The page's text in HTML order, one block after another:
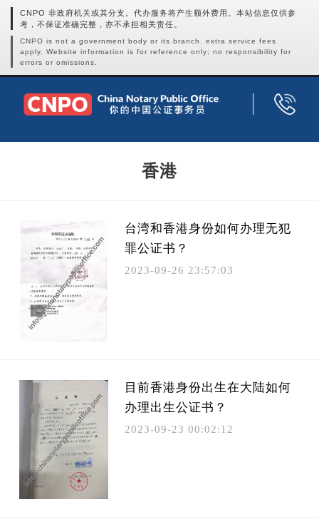
CNPO 非政府机关或其分支。代办服务将产生额外费用。本站信息仅供参
考，不保证准确完整，亦不承担相关责任。
CNPO is not a government body or its branch. extra service fees
apply. Website information is for reference only; no responsibility for
errors or omissions.
香港
台湾和香港身份如何办理无犯
罪公证书？
2023-09-26 23:57:03
目前香港身份出生在大陆如何
办理出生公证书？
2023-09-23 00:02:12